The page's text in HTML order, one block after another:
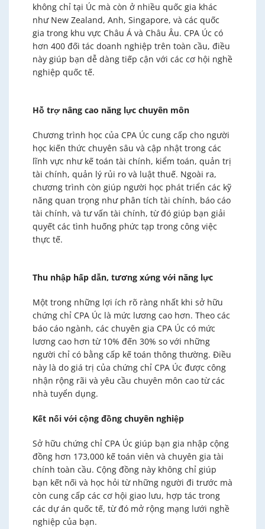
không chỉ tại Úc mà còn ở nhiều quốc gia khác
như New Zealand, Anh, Singapore, và các quốc
gia trong khu vực Châu Á và Châu Âu. CPA Úc có
hơn 400 đối tác doanh nghiệp trên toàn cầu, điều
này giúp bạn dễ dàng tiếp cận với các cơ hội nghề
nghiệp quốc tế.
Hỗ trợ nâng cao năng lực chuyên môn
Chương trình học của CPA Úc cung cấp cho người
học kiến thức chuyên sâu và cập nhật trong các
lĩnh vực như kế toán tài chính, kiểm toán, quản trị
tài chính, quản lý rủi ro và luật thuế. Ngoài ra,
chương trình còn giúp người học phát triển các kỹ
năng quan trọng như phân tích tài chính, báo cáo
tài chính, và tư vấn tài chính, từ đó giúp bạn giải
quyết các tình huống phức tạp trong công việc
thực tế.
Thu nhập hấp dẫn, tương xứng với năng lực
Một trong những lợi ích rõ ràng nhất khi sở hữu
chứng chỉ CPA Úc là mức lương cao hơn. Theo các
báo cáo ngành, các chuyên gia CPA Úc có mức
lương cao hơn từ 10% đến 30% so với những
người chỉ có bằng cấp kế toán thông thường. Điều
này là do giá trị của chứng chỉ CPA Úc được công
nhận rộng rãi và yêu cầu chuyên môn cao từ các
nhà tuyển dụng.
Kết nối với cộng đồng chuyên nghiệp
Sở hữu chứng chỉ CPA Úc giúp bạn gia nhập cộng
đồng hơn 173,000 kế toán viên và chuyên gia tài
chính toàn cầu. Cộng đồng này không chỉ giúp
bạn kết nối và học hỏi từ những người đi trước mà
còn cung cấp các cơ hội giao lưu, hợp tác trong
các dự án quốc tế, từ đó mở rộng mạng lưới nghề
nghiệp của bạn.